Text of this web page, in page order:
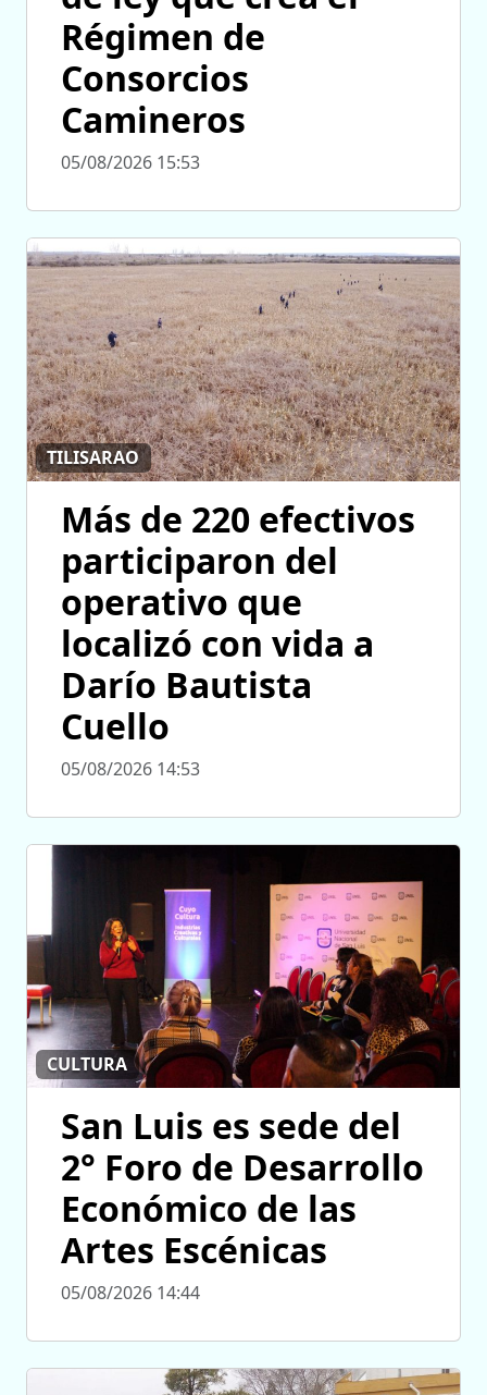
Régimen de
Consorcios
Camineros
05/08/2026 15:53
TILISARAO
Más de 220 efectivos
participaron del
operativo que
localizó con vida a
Darío Bautista
Cuello
05/08/2026 14:53
CULTURA
San Luis es sede del
2° Foro de Desarrollo
Económico de las
Artes Escénicas
05/08/2026 14:44